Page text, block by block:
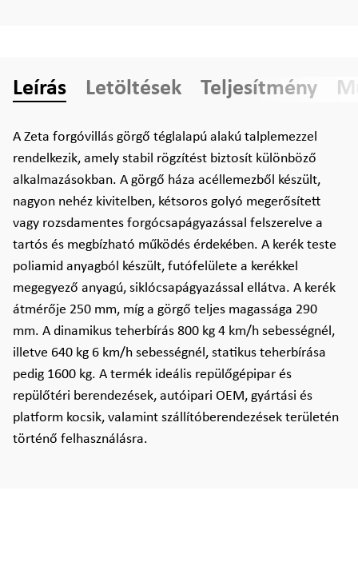
Leírás Letöltések Teljesítmény
A Zeta forgóvillás görgő téglalapú alakú talplemezzel
rendelkezik, amely stabil rögzítést biztosít különböző
alkalmazásokban. A görgő háza acéllemezből készült,
nagyon nehéz kivitelben, kétsoros golyó megerősített
vagy rozsdamentes forgócsapágyazással felszerelve a
tartós és megbízható működés érdekében. A kerék teste
poliamid anyagból készült, futófelülete a kerékkel
megegyező anyagú, siklócsapágyazással ellátva. A kerék
átmérője 250 mm, míg a görgő teljes magassága 290
mm. A dinamikus teherbírás 800 kg 4 km/h sebességnél,
illetve 640 kg 6 km/h sebességnél, statikus teherbírása
pedig 1600 kg. A termék ideális repülőgépipar és
repülőtéri berendezések, autóipari OEM, gyártási és
platform kocsik, valamint szállítóberendezések területén
történő felhasználásra.